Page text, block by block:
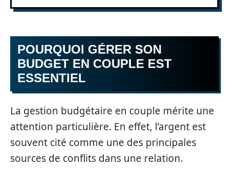
POURQUOI GÉRER SON
BUDGET EN COUPLE EST
ESSENTIEL
La gestion budgétaire en couple mérite une
attention particulière. En effet, l’argent est
souvent cité comme une des principales
sources de conflits dans une relation.